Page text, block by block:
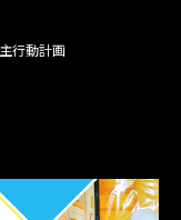
行動計画